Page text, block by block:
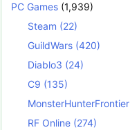
PC Games (1,939)
Steam (22)
GuildWars (420)
Diablo3 (24)
C9 (135)
MonsterHunterFrontier
RF Online (274)